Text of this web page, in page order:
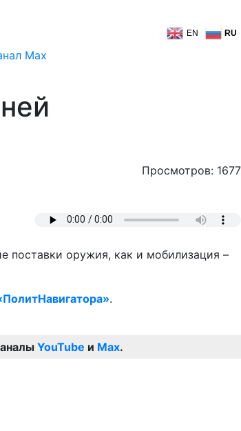
EN RU
Просмотров: 1677
поставки оружия, как и мобилизация –
.
YouTube и Max.